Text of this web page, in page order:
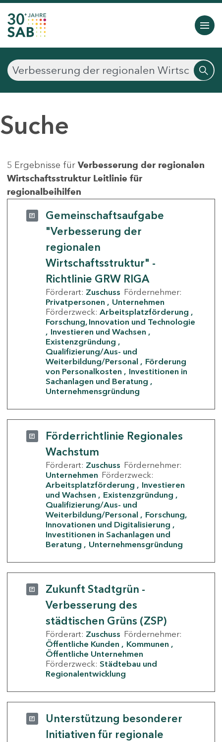
Suche
5 Ergebnisse für Verbesserung der regionalen
Wirtschaftsstruktur Leitlinie für
regionalbeihilfen
Gemeinschaftsaufgabe
"Verbesserung der
regionalen
Wirtschaftsstruktur" -
Richtlinie GRW RIGA
Förderart: Zuschuss Fördernehmer:
Privatpersonen
Unternehmen
Förderzweck: Arbeitsplatzförderung
Forschung, Innovation und Technologie
Investieren und Wachsen
Existenzgründung
Qualifizierung/Aus- und
Weiterbildung/Personal
Förderung
von Personalkosten
Investitionen in
Sachanlagen und Beratung
Unternehmensgründung
Förderrichtlinie Regionales
Wachstum
Förderart: Zuschuss Fördernehmer:
Unternehmen Förderzweck:
Arbeitsplatzförderung
Investieren
und Wachsen
Existenzgründung
Qualifizierung/Aus- und
Weiterbildung/Personal
Forschung,
Innovationen und Digitalisierung
Investitionen in Sachanlagen und
Beratung
Unternehmensgründung
Zukunft Stadtgrün -
Verbesserung des
städtischen Grüns (ZSP)
Förderart: Zuschuss Fördernehmer:
Öffentliche Kunden
Kommunen
Öffentliche Unternehmen
Förderzweck: Städtebau und
Regionalentwicklung
Unterstützung besonderer
Initiativen für regionale